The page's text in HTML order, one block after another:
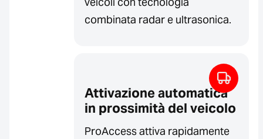
combinata radar e ultrasonica.
Attivazione automatica
in prossimità del veicolo
ProAccess attiva rapidamente